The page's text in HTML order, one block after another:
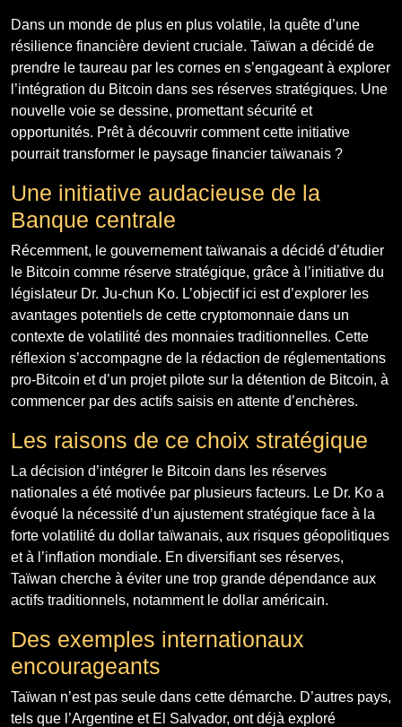
Dans un monde de plus en plus volatile, la quête d’une
résilience financière devient cruciale. Taïwan a décidé de
prendre le taureau par les cornes en s’engageant à explorer
l’intégration du Bitcoin dans ses réserves stratégiques. Une
nouvelle voie se dessine, promettant sécurité et
opportunités. Prêt à découvrir comment cette initiative
pourrait transformer le paysage financier taïwanais ?
Une initiative audacieuse de la
Banque centrale
Récemment, le gouvernement taïwanais a décidé d’étudier
le Bitcoin comme réserve stratégique, grâce à l’initiative du
législateur Dr. Ju-chun Ko. L’objectif ici est d’explorer les
avantages potentiels de cette cryptomonnaie dans un
contexte de volatilité des monnaies traditionnelles. Cette
réflexion s’accompagne de la rédaction de réglementations
pro-Bitcoin et d’un projet pilote sur la détention de Bitcoin, à
commencer par des actifs saisis en attente d’enchères.
Les raisons de ce choix stratégique
La décision d’intégrer le Bitcoin dans les réserves
nationales a été motivée par plusieurs facteurs. Le Dr. Ko a
évoqué la nécessité d’un ajustement stratégique face à la
forte volatilité du dollar taïwanais, aux risques géopolitiques
et à l’inflation mondiale. En diversifiant ses réserves,
Taïwan cherche à éviter une trop grande dépendance aux
actifs traditionnels, notamment le dollar américain.
Des exemples internationaux
encourageants
Taïwan n’est pas seule dans cette démarche. D’autres pays,
tels que l’Argentine et El Salvador, ont déjà exploré